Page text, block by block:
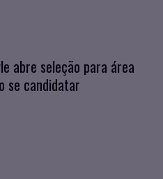
abre seleção para área
se candidatar